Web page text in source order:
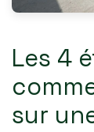
Les 4
sur